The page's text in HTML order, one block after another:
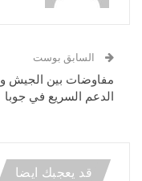
السابق بوست
مفاوضات بين الجيش و
الدعم السريع في جوبا
قد يعجبك ايضا